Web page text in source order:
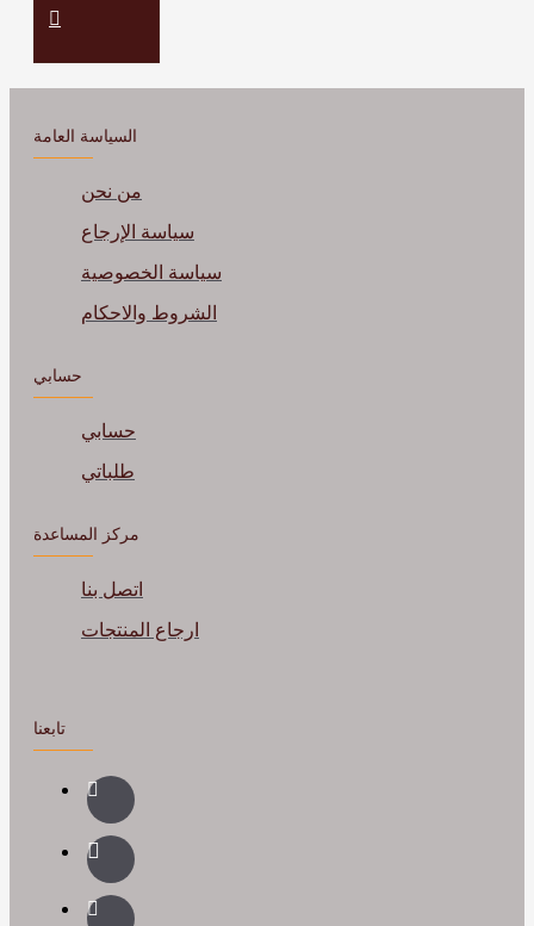
السياسة العامة
من نحن
سياسة الإرجاع
سياسة الخصوصية
الشروط والاحكام
حسابي
حسابي
طلباتي
مركز المساعدة
اتصل بنا
ارجاع المنتجات
تابعنا